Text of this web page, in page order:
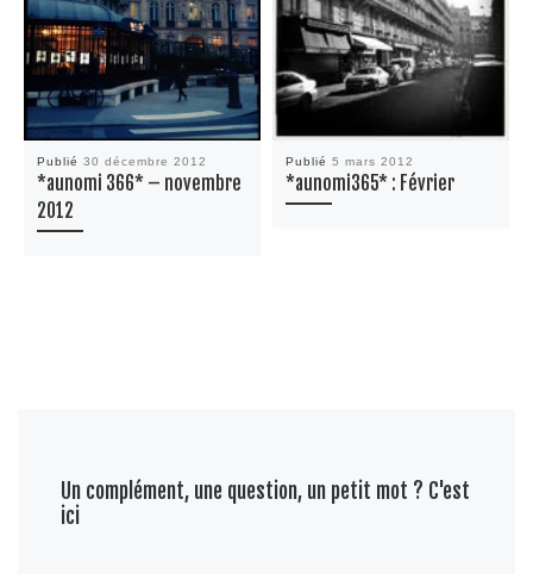
Publié30 décembre 2012
*aunomi 366* – novembre
2012
Publié5 mars 2012
*aunomi365* : Février
Un complément, une question, un petit mot ? C'est
ici